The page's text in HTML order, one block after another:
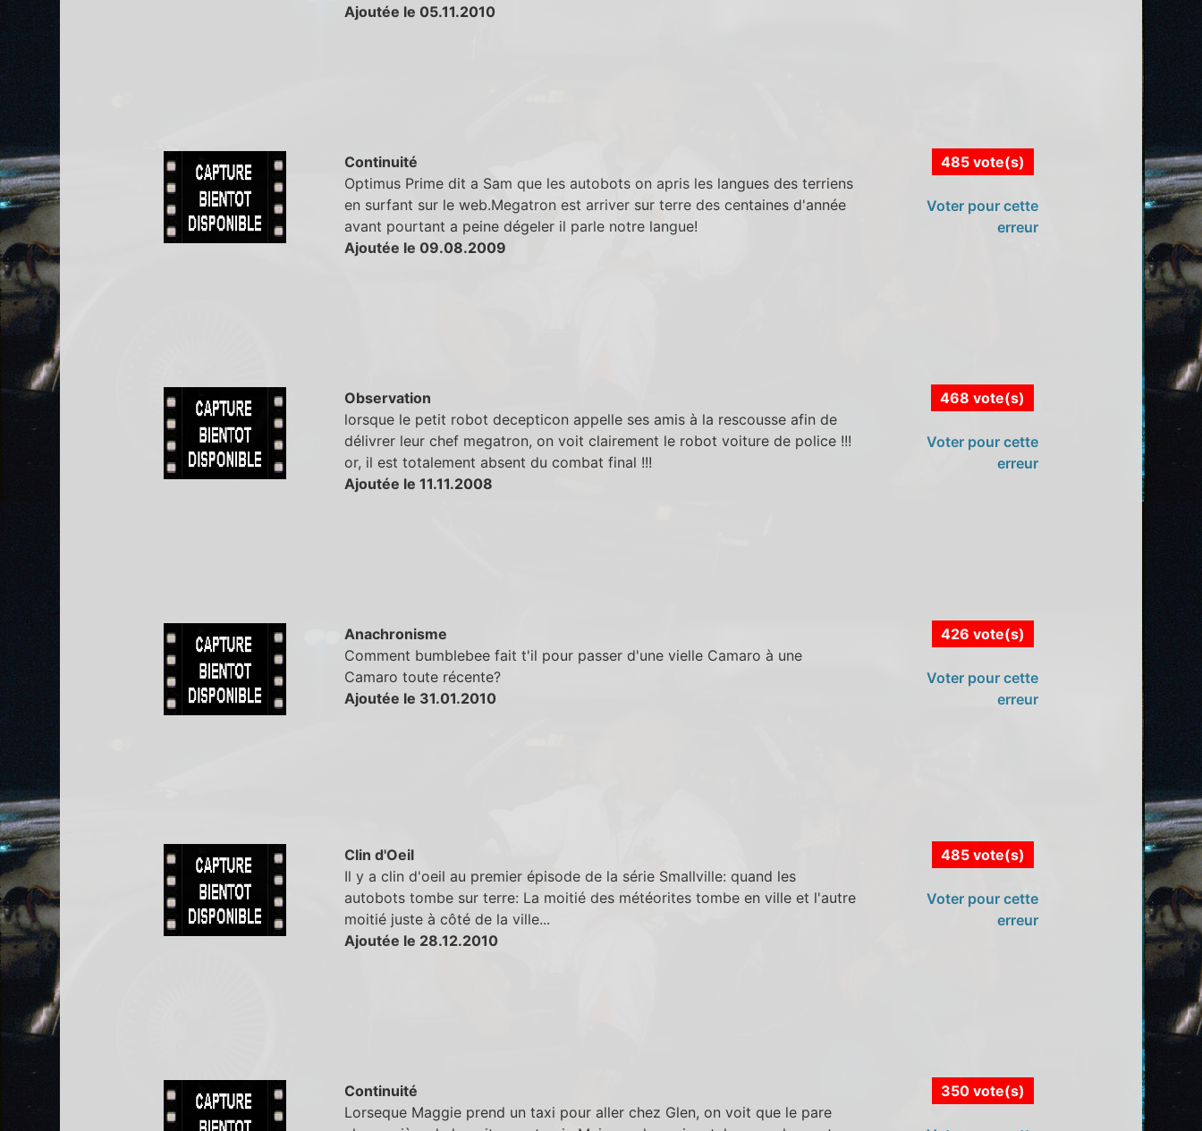
Ajoutée le 05.11.2010
Continuité
Optimus Prime dit a Sam que les autobots on apris les langues des terriens
en surfant sur le web.Megatron est arriver sur terre des centaines d'année
avant pourtant a peine dégeler il parle notre langue!
Ajoutée le 09.08.2009
485 vote(s)
Voter pour cette
erreur
Observation
lorsque le petit robot decepticon appelle ses amis à la rescousse afin de
délivrer leur chef megatron, on voit clairement le robot voiture de police !!!
or, il est totalement absent du combat final !!!
Ajoutée le 11.11.2008
468 vote(s)
Voter pour cette
erreur
Anachronisme
Comment bumblebee fait t'il pour passer d'une vielle Camaro à une
Camaro toute récente?
Ajoutée le 31.01.2010
426 vote(s)
Voter pour cette
erreur
Clin d'Oeil
Il y a clin d'oeil au premier épisode de la série Smallville: quand les
autobots tombe sur terre: La moitié des météorites tombe en ville et l'autre
moitié juste à côté de la ville...
Ajoutée le 28.12.2010
485 vote(s)
Voter pour cette
erreur
Continuité
Lorseque Maggie prend un taxi pour aller chez Glen, on voit que le pare
350 vote(s)